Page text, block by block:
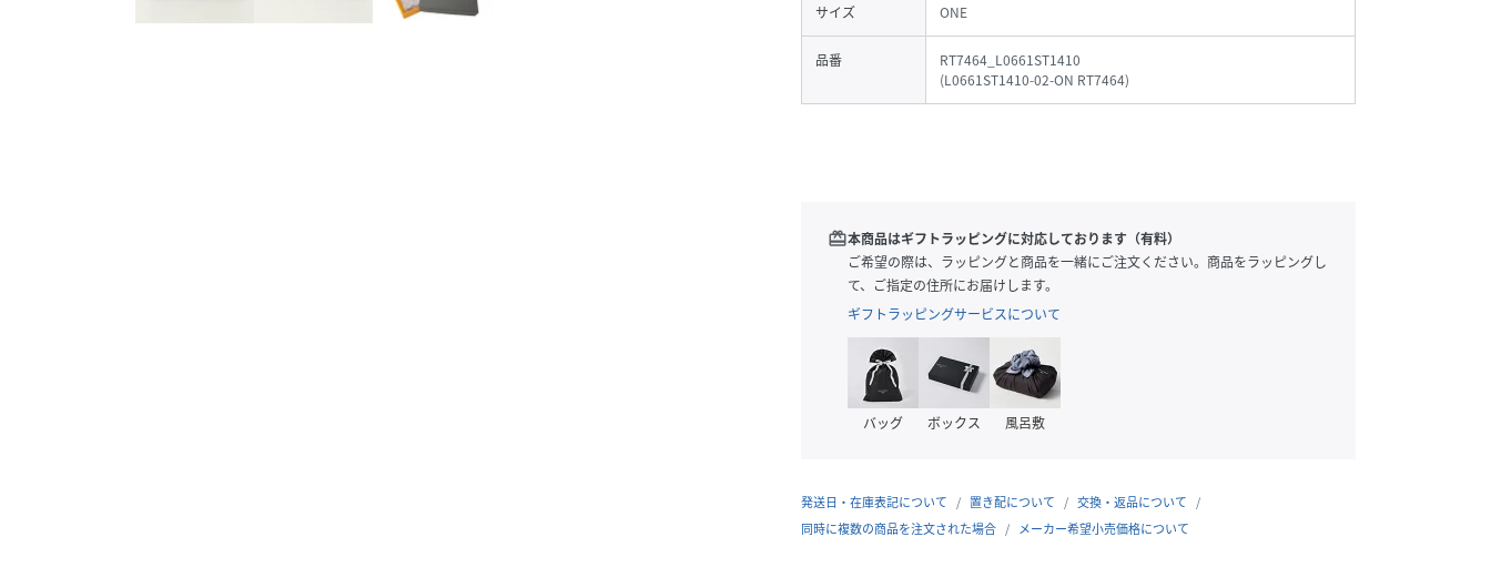
サイズ ONE
品番
RT7464_L0661ST1410
(L0661ST1410-02-ON RT7464)
redeem本商品はギフトラッピングに対応しております（有料）
ご希望の際は、ラッピングと商品を一緒にご注文ください。商品をラッピングし
て、ご指定の住所にお届けします。
ギフトラッピングサービスについて
バッグ ボックス 風呂敷
発送日・在庫表記について 置き配について
交換・返品について
同時に複数の商品を注文された場合
メーカー希望小売価格について